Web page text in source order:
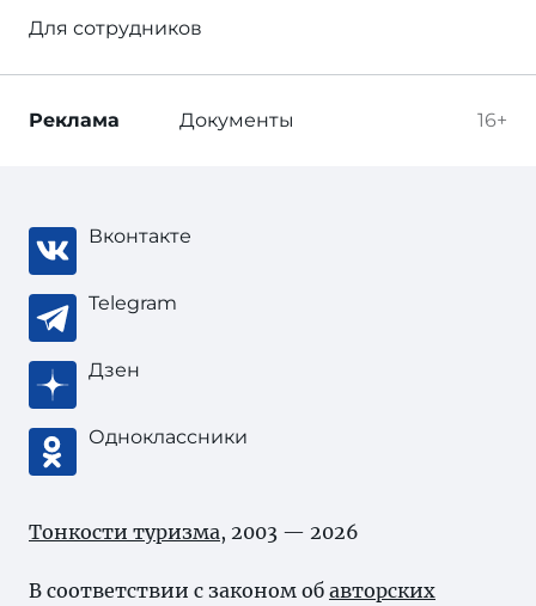
Для сотрудников
16+
Реклама Документы
Вконтакте
Telegram
Дзен
Одноклассники
Тонкости туризма, 2003 — 2026
В соответствии с законом об авторских